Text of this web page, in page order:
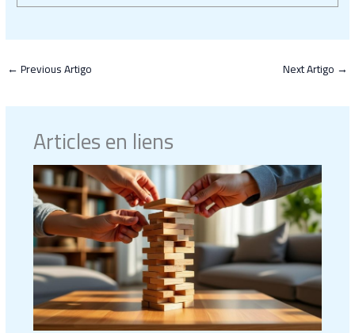
←Previous Artigo Next Artigo →
Articles en liens